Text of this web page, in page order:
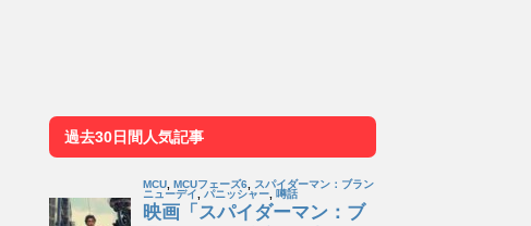
過去30日間人気記事